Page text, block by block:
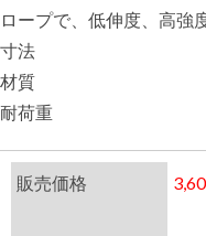
ロープで、低伸度、高強
寸法
材質
耐荷重
販売価格